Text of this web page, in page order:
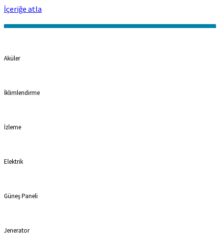
İçeriğe atla
Aküler
İklimlendirme
İzleme
Elektrik
Güneş Paneli
Jenerator